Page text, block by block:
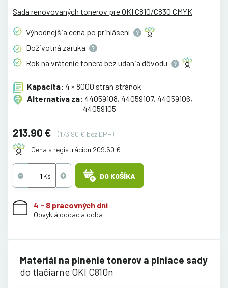
Sada renovovaných tonerov pre OKI C810/C830 CMYK
Výhodnejšia cena po prihlásení
Doživotná záruka
Rok na vrátenie tonera bez udania dôvodu
Kapacita: 4 × 8000 stran stránok
Alternatíva za: 44059108, 44059107, 44059106,
44059105
213.90 €
(173.90 € bez DPH)
Cena s registráciou 209.60 €
DO KOŠÍKA
4 - 8 pracovných dní
Obvyklá dodacia doba
Materiál na plnenie tonerov a plniace sady
do tlačiarne OKI C810n